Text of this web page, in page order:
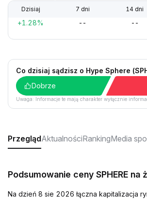
Dzisiaj 7 dni 14 dni
+1.28% -- --
Co dzisiaj sądzisz o Hype Sphere
Dobrze
Uwaga: Informacje te mają charakter wyłącznie
PrzeglądAktualnościRankingMedia
Podsumowanie ceny SPHERE na
Na dzień 8 sie 2026 łączna kapitalizacja